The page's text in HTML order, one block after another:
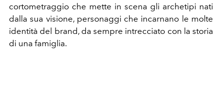
cortometraggio che mette in scena gli archetipi nati
dalla sua visione, personaggi che incarnano le molte
identità del brand, da sempre intrecciato con la storia
di una famiglia.